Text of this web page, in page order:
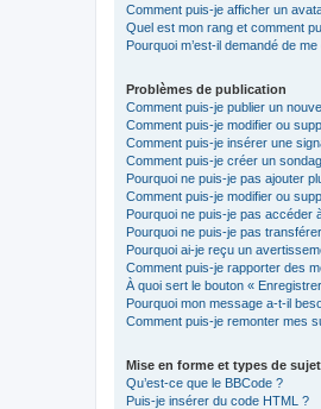
Comment puis-je afficher un
Quel est mon rang et comment
Pourquoi m’est-il demandé de
Problèmes de publication
Comment puis-je publier un
Comment puis-je modifier ou
Comment puis-je insérer une
Comment puis-je créer un
Pourquoi ne puis-je pas ajouter
Comment puis-je modifier ou
Pourquoi ne puis-je pas accéder
Pourquoi ne puis-je pas
Pourquoi ai-je reçu un
Comment puis-je rapporter des
À quoi sert le bouton «
Pourquoi mon message a-t-il
Comment puis-je remonter mes
Mise en forme et types de
Qu’est-ce que le BBCode ?
Puis-je insérer du code HTML ?